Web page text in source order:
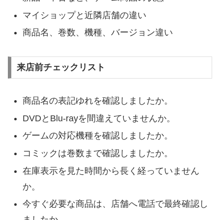
マイショップと近隣店舗の違い
商品名、巻数、機種、バージョン違い
来店前チェックリスト
商品名の表記ゆれを確認しましたか。
DVDとBlu-rayを間違えていませんか。
ゲームの対応機種を確認しましたか。
コミックは巻数まで確認しましたか。
在庫表示を見た時間から長く経っていません
か。
今すぐ必要な商品は、店舗へ電話で最終確認し